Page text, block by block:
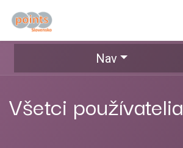
Nav
Všetci používatelia